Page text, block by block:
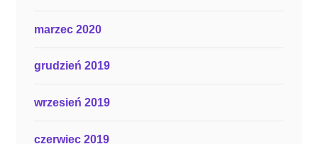
marzec 2020
grudzień 2019
wrzesień 2019
czerwiec 2019